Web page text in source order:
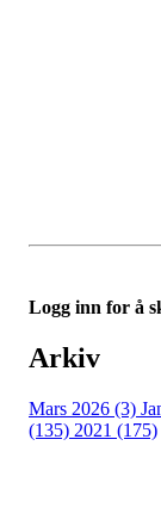
Logg inn for å
Arkiv
Mars 2026 (3)
(135) 2021 (175)